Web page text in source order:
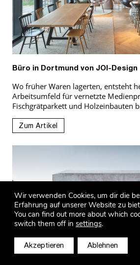
Büro in Dortmund von JOI-Design
Wo früher Waren lagerten, entsteht
Arbeitsumfeld für vernetzte
Fischgrätparkett und Holzeinbauten
Zum Artikel
Wir verwenden Cookies, um dir die
Erfahrung auf unserer Website zu
You can find out more about which
switch them off in settings.
Akzeptieren Ablehnen